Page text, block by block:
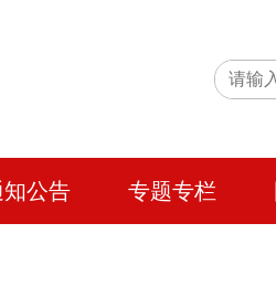
知公告 专题专栏